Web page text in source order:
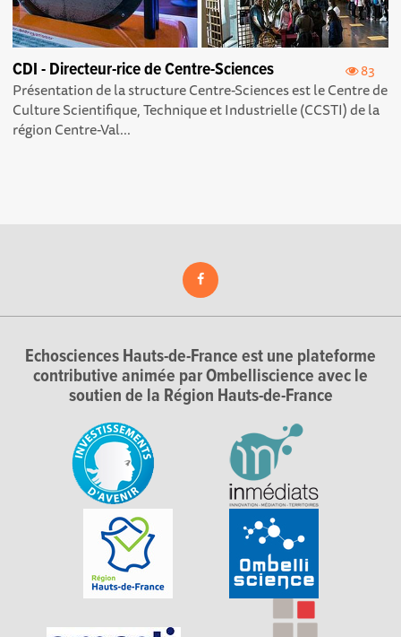
83
CDI - Directeur-rice de Centre-Sciences
Présentation de la structure Centre-Sciences est le Centre de
Culture Scientifique, Technique et Industrielle (CCSTI) de la
région Centre-Val...
Echosciences Hauts-de-France est une plateforme
contributive animée par Ombelliscience avec le
soutien de la Région Hauts-de-France